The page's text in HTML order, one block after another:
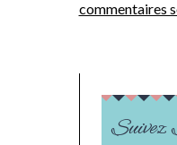
commentaires
Suivez